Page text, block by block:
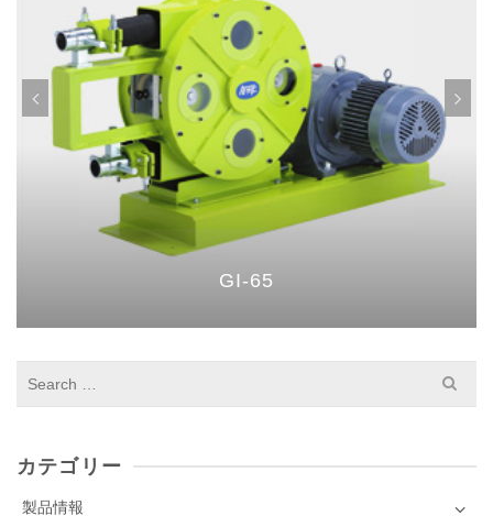
GI-65
c
カテゴリー
製品情報